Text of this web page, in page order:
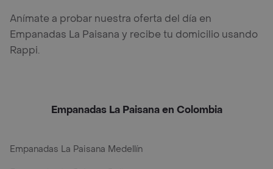
Anímate a probar nuestra oferta del día en
Empanadas La Paisana y recibe tu domicilio usando
Rappi.
Empanadas La Paisana en Colombia
Empanadas La Paisana Medellín